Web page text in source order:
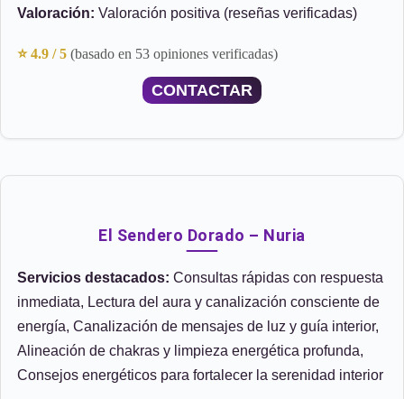
Valoración: Valoración positiva (reseñas verificadas)
⭐ 4.9 / 5 (basado en 53 opiniones verificadas)
CONTACTAR
El Sendero Dorado – Nuria
Servicios destacados: Consultas rápidas con respuesta
inmediata, Lectura del aura y canalización consciente de
energía, Canalización de mensajes de luz y guía interior,
Alineación de chakras y limpieza energética profunda,
Consejos energéticos para fortalecer la serenidad interior